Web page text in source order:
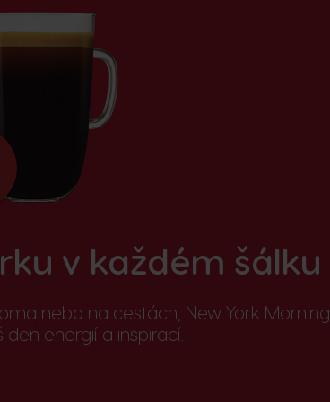
v každém šálku
nebo na cestách, New York Morning
den energií a inspirací.